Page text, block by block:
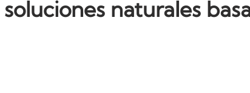
Socialización Agresividad
naturales